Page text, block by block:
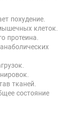
похудение.
клеток.
протеина.
тканей.
состояние